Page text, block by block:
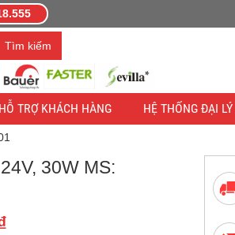
Tìm kiếm
HỖ TRỢ KHÁCH HÀNG HỆ THỐNG ĐẠI LÝ
30W MS:
Giá
đơn hàng sẽ không có hiệu lực.